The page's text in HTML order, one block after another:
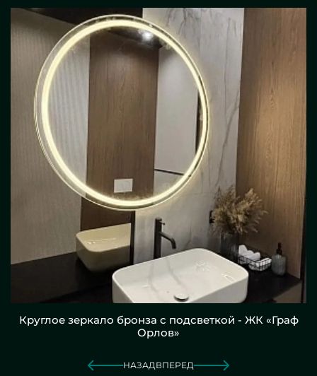
Круглое зеркало бронза с подсветкой - ЖК «Граф
Орлов»
НАЗАДВПЕРЕД